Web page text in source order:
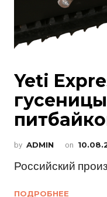
Yeti
by ADMIN on
Российский
ПОДРОБНЕЕ